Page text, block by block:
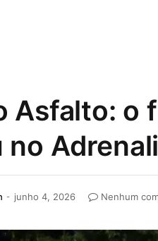
Asfalto: o
junho 4, 2026 Nenhum